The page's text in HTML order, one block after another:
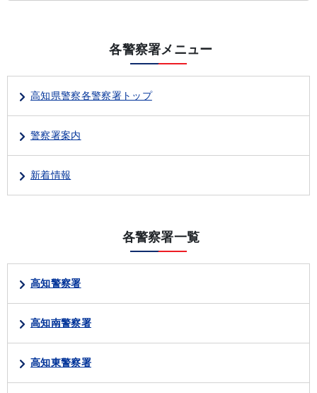
各警察署メニュー
高知県警察各警察署トップ
警察署案内
新着情報
各警察署一覧
高知警察署
高知南警察署
高知東警察署